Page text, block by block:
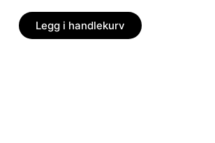
Legg i handlekurv